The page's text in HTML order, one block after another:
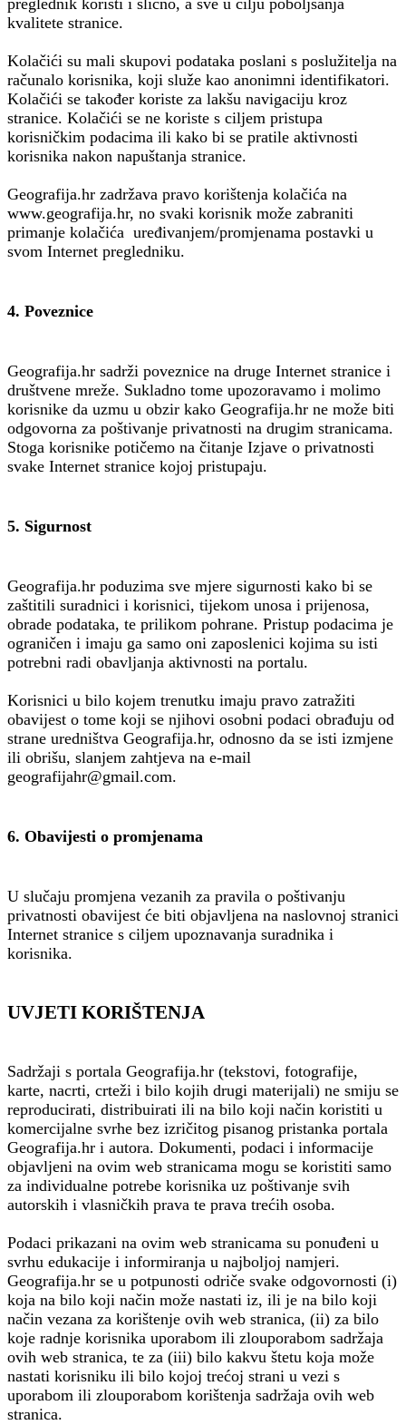
preglednik koristi i slično, a sve u cilju poboljšanja
kvalitete stranice.
Kolačići su mali skupovi podataka poslani s poslužitelja na
računalo korisnika, koji služe kao anonimni identifikatori.
Kolačići se također koriste za lakšu navigaciju kroz
stranice. Kolačići se ne koriste s ciljem pristupa
korisničkim podacima ili kako bi se pratile aktivnosti
korisnika nakon napuštanja stranice.
Geografija.hr zadržava pravo korištenja kolačića na
www.geografija.hr, no svaki korisnik može zabraniti
primanje kolačića uređivanjem/promjenama postavki u
svom Internet pregledniku.
4. Poveznice
Geografija.hr sadrži poveznice na druge Internet stranice i
društvene mreže. Sukladno tome upozoravamo i molimo
korisnike da uzmu u obzir kako Geografija.hr ne može biti
odgovorna za poštivanje privatnosti na drugim stranicama.
Stoga korisnike potičemo na čitanje Izjave o privatnosti
svake Internet stranice kojoj pristupaju.
5. Sigurnost
Geografija.hr poduzima sve mjere sigurnosti kako bi se
zaštitili suradnici i korisnici, tijekom unosa i prijenosa,
obrade podataka, te prilikom pohrane. Pristup podacima je
ograničen i imaju ga samo oni zaposlenici kojima su isti
potrebni radi obavljanja aktivnosti na portalu.
Korisnici u bilo kojem trenutku imaju pravo zatražiti
obavijest o tome koji se njihovi osobni podaci obrađuju od
strane uredništva Geografija.hr, odnosno da se isti izmjene
ili obrišu, slanjem zahtjeva na e-mail
geografijahr@gmail.com.
6. Obavijesti o promjenama
U slučaju promjena vezanih za pravila o poštivanju
privatnosti obavijest će biti objavljena na naslovnoj stranici
Internet stranice s ciljem upoznavanja suradnika i
korisnika.
UVJETI KORIŠTENJA
Sadržaji s portala Geografija.hr (tekstovi, fotografije,
karte, nacrti, crteži i bilo kojih drugi materijali) ne smiju se
reproducirati, distribuirati ili na bilo koji način koristiti u
komercijalne svrhe bez izričitog pisanog pristanka portala
Geografija.hr i autora. Dokumenti, podaci i informacije
objavljeni na ovim web stranicama mogu se koristiti samo
za individualne potrebe korisnika uz poštivanje svih
autorskih i vlasničkih prava te prava trećih osoba.
Podaci prikazani na ovim web stranicama su ponuđeni u
svrhu edukacije i informiranja u najboljoj namjeri.
Geografija.hr se u potpunosti odriče svake odgovornosti (i)
koja na bilo koji način može nastati iz, ili je na bilo koji
način vezana za korištenje ovih web stranica, (ii) za bilo
koje radnje korisnika uporabom ili zlouporabom sadržaja
ovih web stranica, te za (iii) bilo kakvu štetu koja može
nastati korisniku ili bilo kojoj trećoj strani u vezi s
uporabom ili zlouporabom korištenja sadržaja ovih web
stranica.